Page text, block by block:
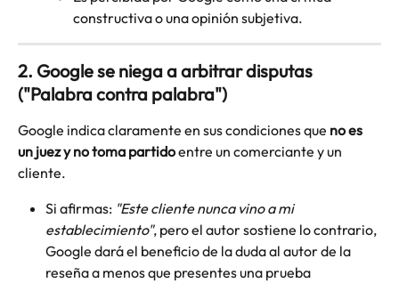
constructiva o una opinión subjetiva.
2. Google se niega a arbitrar disputas
("Palabra contra palabra")
Google indica claramente en sus condiciones que no es
un juez y no toma partido entre un comerciante y un
cliente.
Si afirmas: "Este cliente nunca vino a mi
establecimiento", pero el autor sostiene lo contrario,
Google dará el beneficio de la duda al autor de la
reseña a menos que presentes una prueba